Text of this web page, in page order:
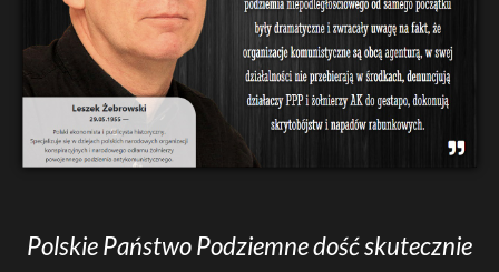
Polskie Państwo Podziemne dość skutecznie